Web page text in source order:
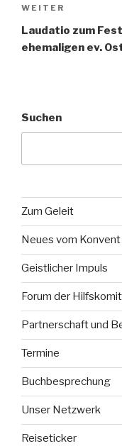
Nächster
Beitrag
WEITER
Laudatio zum
ehemaligen ev.
Suchen
Zum Geleit
Neues vom Konvent
Geistlicher Impuls
Forum der
Partnerschaft und
Termine
Buchbesprechung
Unser Netzwerk
Reiseticker